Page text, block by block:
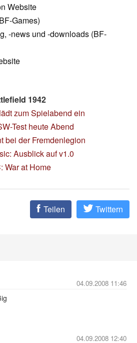
Website
Games)
-news und -downloads (BF-
1942
zum Spielabend ein
Test heute Abend
bei der Fremdenlegion
Ausblick auf v1.0
War at Home
Teilen Twittern
04.09.2008 11:46
04.09.2008 12:40